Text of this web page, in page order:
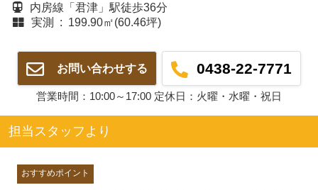
内房線「君津」駅徒歩36分
実測 : 199.90㎡(60.46坪)
お問い合わせする 0438-22-7771
営業時間：10:00～17:00 定休日：火曜・水曜・祝日
担当スタッフより
おすすめポイント